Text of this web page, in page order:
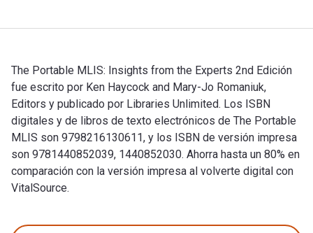
The Portable MLIS: Insights from the Experts 2nd Edición
fue escrito por Ken Haycock and Mary-Jo Romaniuk,
Editors y publicado por Libraries Unlimited. Los ISBN
digitales y de libros de texto electrónicos de The Portable
MLIS son 9798216130611, y los ISBN de versión impresa
son 9781440852039, 1440852030. Ahorra hasta un 80% en
comparación con la versión impresa al volverte digital con
VitalSource.